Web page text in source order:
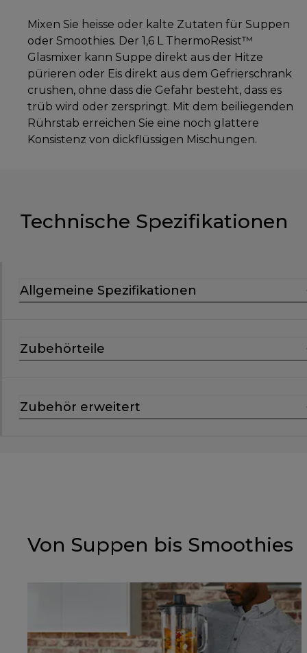
Mixen Sie heisse oder kalte Zutaten für Suppen
oder Smoothies. Der 1,6 L ThermoResist™
Glasmixer kann Suppe direkt aus der Hitze
pürieren oder Eis direkt aus dem Gefrierschrank
crushen, ohne dass die Gefahr besteht, dass es
trüb wird oder zerspringt. Mit dem beiliegenden
Rührstab erreichen Sie eine noch glattere
Konsistenz von dickflüssigen Mischungen.
Technische Spezifikationen
Allgemeine Spezifikationen
Zubehörteile
Zubehör erweitert
Von Suppen bis Smoothies